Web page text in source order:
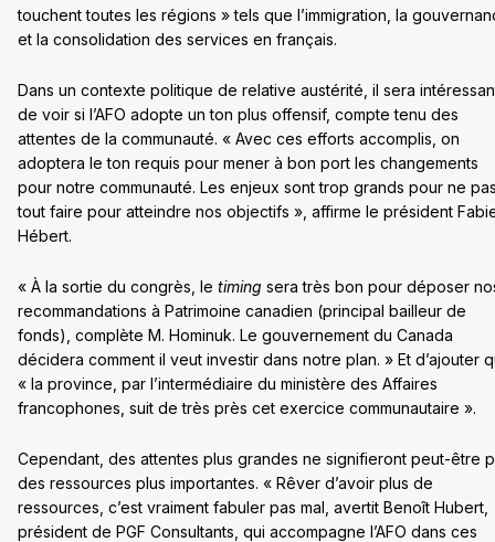
touchent toutes les régions » tels que l’immigration, la
et la consolidation des services en français.
Dans un contexte politique de relative austérité, il sera
de voir si l’AFO adopte un ton plus offensif, compte tenu des
attentes de la communauté. « Avec ces efforts accomplis, on
adoptera le ton requis pour mener à bon port les changements
pour notre communauté. Les enjeux sont trop grands pour ne
tout faire pour atteindre nos objectifs », affirme le président
Hébert.
« À la sortie du congrès, le timing sera très bon pour déposer
recommandations à Patrimoine canadien (principal bailleur de
fonds), complète M. Hominuk. Le gouvernement du Canada
décidera comment il veut investir dans notre plan. » Et d’ajouter
« la province, par l’intermédiaire du ministère des Affaires
francophones, suit de très près cet exercice communautaire ».
Cependant, des attentes plus grandes ne signifieront peut-être
des ressources plus importantes. « Rêver d’avoir plus de
ressources, c’est vraiment fabuler pas mal, avertit Benoît Hubert,
président de PGF Consultants, qui accompagne l’AFO dans ces